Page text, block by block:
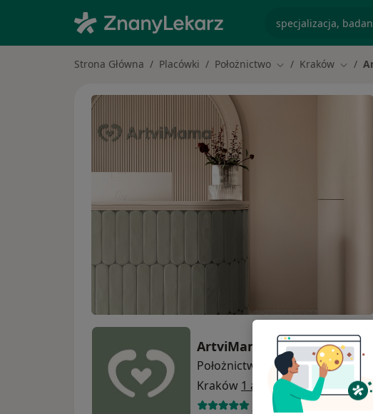
Strona Główna Placówki Położnictwo Zmień miasto
Kraków Zmień
ArtviMama
Położnictwo
więcej
Kraków 1 adres
14 opinii